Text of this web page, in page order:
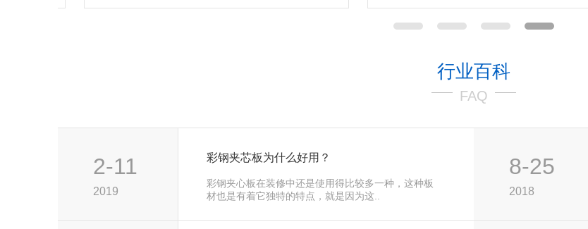
行业百科
FAQ
2-11
2019
彩钢夹芯板为什么好用？
彩钢夹心板在装修中还是使用得比较多一种，这种板
材也是有着它独特的特点，就是因为这..
8-25
2018